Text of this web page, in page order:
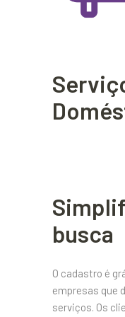
busca
O cadastro é
empresas que
serviços. Os